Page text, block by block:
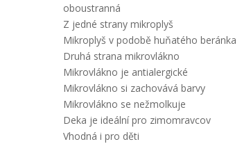
oboustranná
Z jedné strany mikroplyš
Mikroplyš v podobě huňatého beránka
Druhá strana mikrovlákno
Mikrovlákno je antialergické
Mikrovlákno si zachovává barvy
Mikrovlákno se nežmolkuje
Deka je ideální pro zimomravcov
Vhodná i pro děti